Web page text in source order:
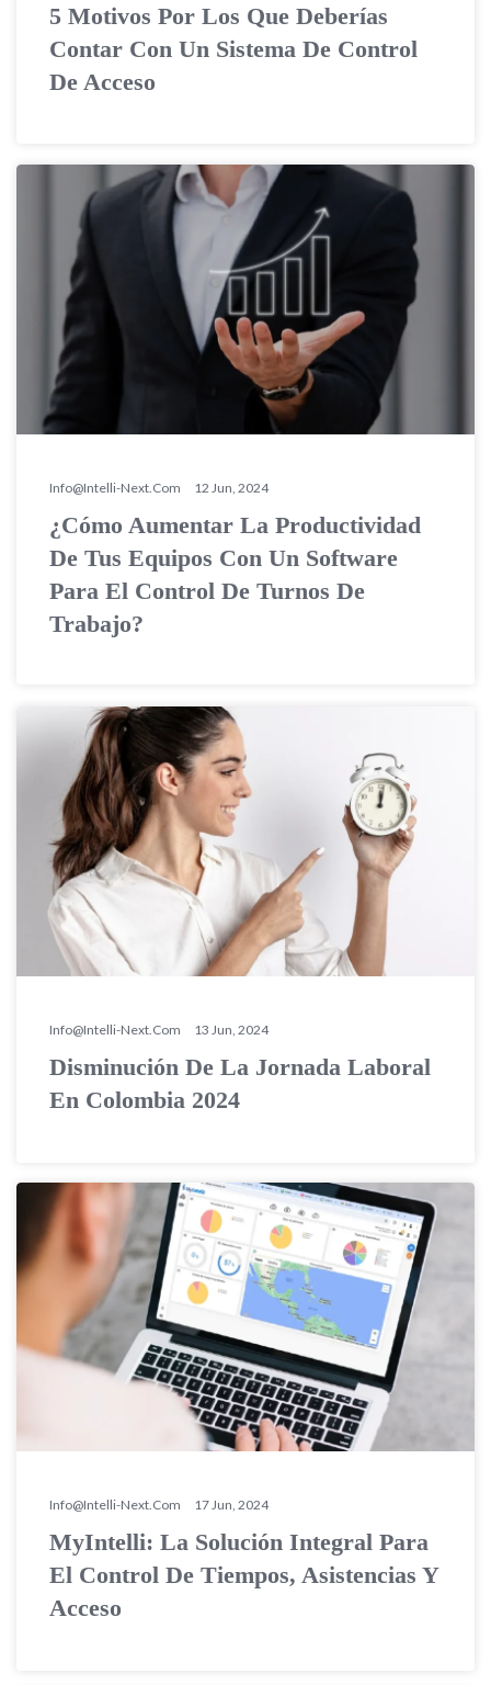
5 Motivos Por Los Que Deberías
Contar Con Un Sistema De Control
De Acceso
Info@intelli-Next.com 12 Jun, 2024
¿Cómo Aumentar La Productividad
De Tus Equipos Con Un Software
Para El Control De Turnos De
Trabajo?
Info@intelli-Next.com 13 Jun, 2024
Disminución De La Jornada Laboral
En Colombia 2024
Info@intelli-Next.com 17 Jun, 2024
MyIntelli: La Solución Integral Para
El Control De Tiempos, Asistencias Y
Acceso